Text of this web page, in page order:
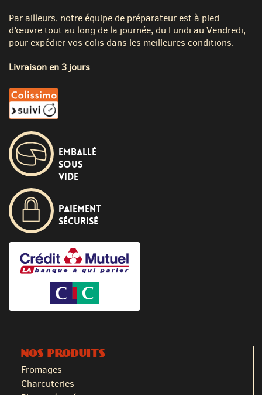
Par ailleurs, notre équipe de préparateur est à pied
d’œuvre tout au long de la journée, du Lundi au Vendredi,
pour expédier vos colis dans les meilleures conditions.
Livraison en 3 jours
Emballé
sous
vide
Paiement
sécurisé
NOS PRODUITS
Fromages
Charcuteries